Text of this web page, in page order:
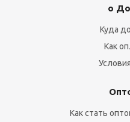
о
Куда
Как
Как стать